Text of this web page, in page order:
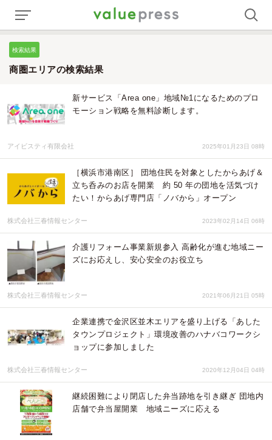
検索結果
商圏エリアの検索結果
新サービス「Area one」地域№1になるためのプロ
モーション戦略を無料診断します。
アイビスティ有限会社 2025年01月23日 08時
［横浜市港南区］ 団地住民を対象としたからあげ＆
立ち呑みのお店を開業 約 50 年の団地を活気づけ
たい！からあげ専門店「ノバから」オープン
株式会社三春情報センター 2023年02月14日 06時
介護リフォーム事業新規参入 高齢化が進む地域ニー
ズにお応えし、安心安全のお役立ち
株式会社三春情報センター 2021年06月21日 05時
企業連携で金沢区並木エリアを盛り上げる「あした
タウンプロジェクト」環境改善のハナバコワークシ
ョップに参加しました
株式会社三春情報センター 2020年12月04日 04時
継続困難により閉店した弁当跡地を引き継ぎ 団地内
店舗で弁当屋開業 地域ニーズに応える